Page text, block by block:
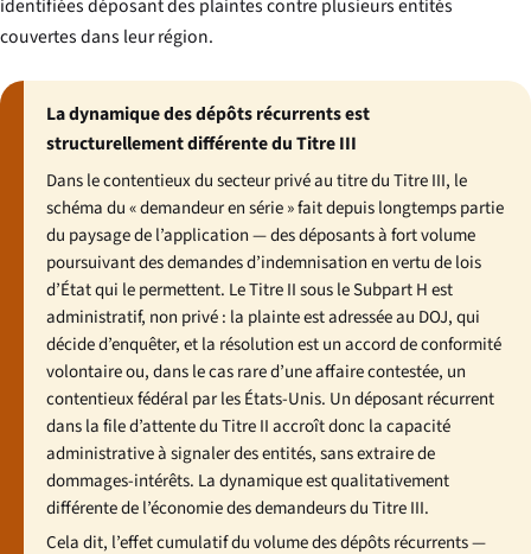
identifiées déposant des plaintes contre plusieurs entités
couvertes dans leur région.
La dynamique des dépôts récurrents est
structurellement différente du Titre III
Dans le contentieux du secteur privé au titre du Titre III, le
schéma du « demandeur en série » fait depuis longtemps partie
du paysage de l’application — des déposants à fort volume
poursuivant des demandes d’indemnisation en vertu de lois
d’État qui le permettent. Le Titre II sous le Subpart H est
administratif, non privé : la plainte est adressée au DOJ, qui
décide d’enquêter, et la résolution est un accord de conformité
volontaire ou, dans le cas rare d’une affaire contestée, un
contentieux fédéral par les États-Unis. Un déposant récurrent
dans la file d’attente du Titre II accroît donc la capacité
administrative à signaler des entités, sans extraire de
dommages-intérêts. La dynamique est qualitativement
différente de l’économie des demandeurs du Titre III.
Cela dit, l’effet cumulatif du volume des dépôts récurrents —